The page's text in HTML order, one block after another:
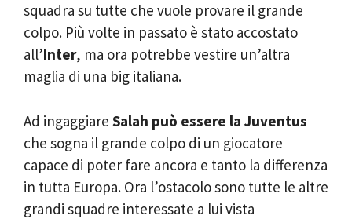
squadra su tutte che vuole provare il grande
colpo. Più volte in passato è stato accostato
all’Inter, ma ora potrebbe vestire un’altra
maglia di una big italiana.
Ad ingaggiare Salah può essere la Juventus
che sogna il grande colpo di un giocatore
capace di poter fare ancora e tanto la differenza
in tutta Europa. Ora l’ostacolo sono tutte le altre
grandi squadre interessate a lui vista